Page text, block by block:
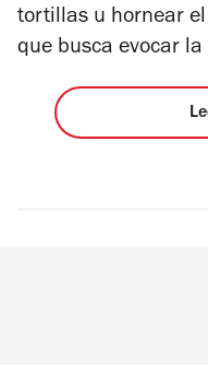
tortillas u hornear
que busca evocar